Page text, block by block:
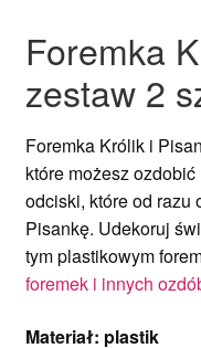
Foremka
zestaw 2
Foremka Królik i
które możesz
odciski, które od razu
Pisankę. Udekoruj
tym plastikowym
foremek i innych
Materiał: plastik